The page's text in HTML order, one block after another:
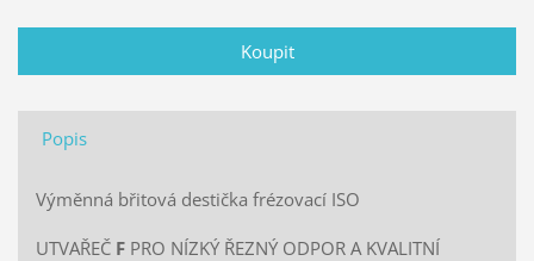
Popis
Výměnná břitová destička frézovací ISO
UTVAŘEČ F PRO NÍZKÝ ŘEZNÝ ODPOR A KVALITNÍ